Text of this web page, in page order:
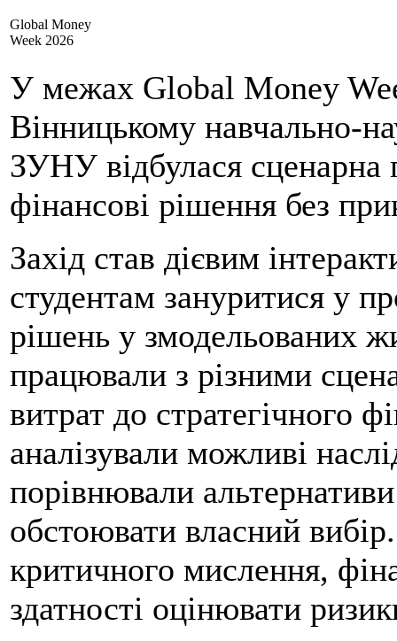
Global Money
Week 2026
У межах Global Money
Вінницькому навчально-
ЗУНУ відбулася сценарна
фінансові рішення без
Захід став дієвим
студентам зануритися у
рішень у змодельованих
працювали з різними
витрат до стратегічного
аналізували можливі
порівнювали
обстоювати власний
критичного мислення,
здатності оцінювати